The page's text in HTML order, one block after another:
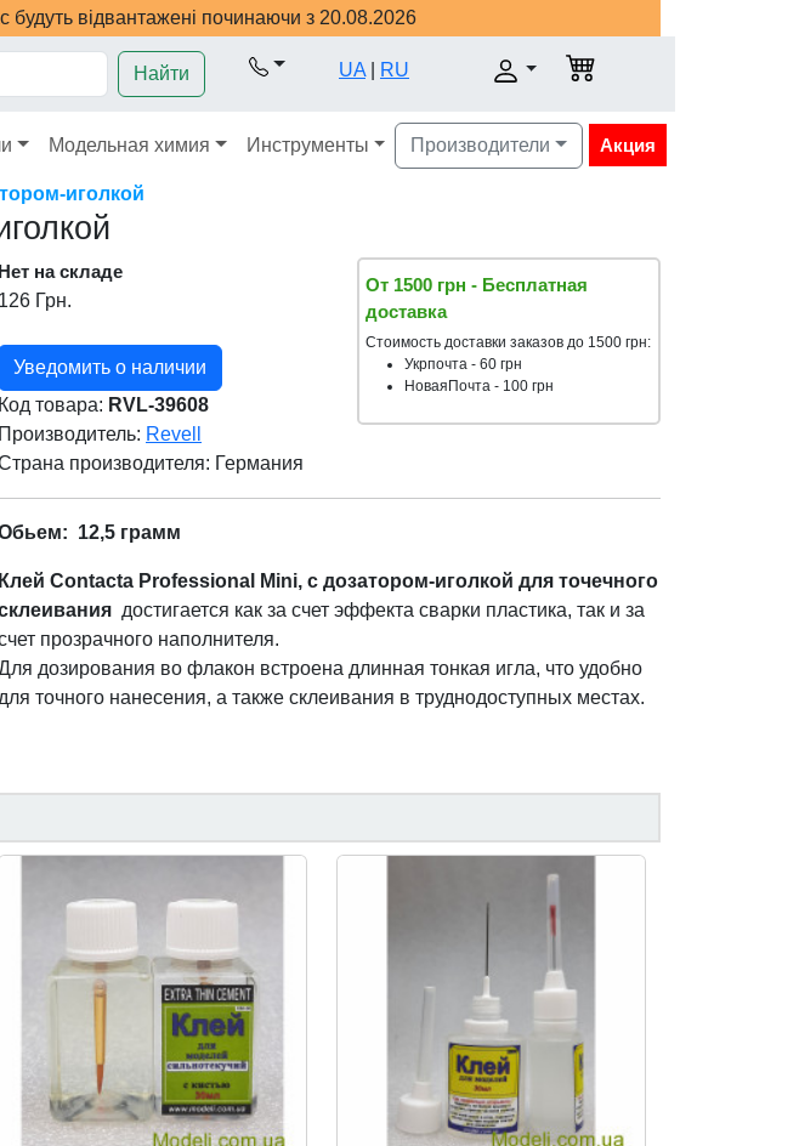
будуть відвантажені починаючи з 20.08.2026
Найти UA RU
Модельная химия Инструменты Производители Акция
иголкой
Нет на складе
126 Грн.
Уведомить о наличии
Код товара: RVL-39608
Производитель: Revell
производителя: Германия
От 1500 грн - Бесплатная
доставка
Стоимость доставки заказов до 1500 грн:
Укрпочта - 60 грн
НоваяПочта - 100 грн
12,5 грамм
Клей Contacta Professional Mini, с дозатором-иголкой для точечного
достигается как за счет эффекта сварки пластика, так и за
прозрачного наполнителя.
дозирования во флакон встроена длинная тонкая игла, что удобно
для точного нанесения, а также склеивания в труднодоступных местах.